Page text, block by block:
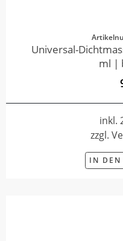
Universal-
ml |
inkl.
zzgl.
IN DEN